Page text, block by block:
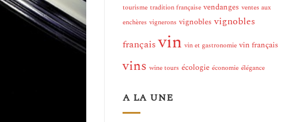
tourisme tradition française vendanges ventes aux
enchères vignerons vignobles vignobles
français vin vin et gastronomie vin français
vins wine tours écologie économie élégance
A LA UNE